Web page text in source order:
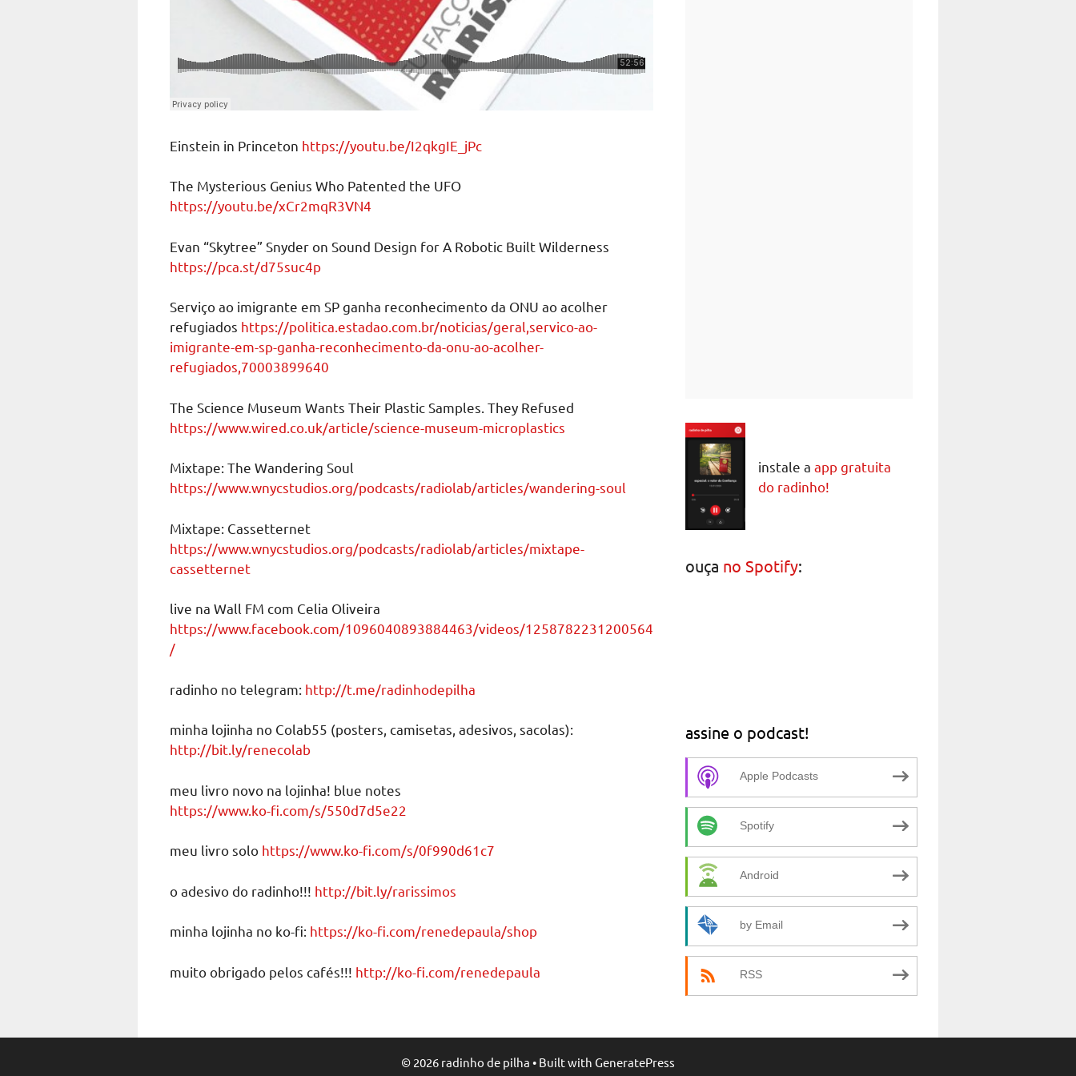
Einstein in Princeton https://youtu.be/I2qkgIE_jPc
The Mysterious Genius Who Patented the UFO
https://youtu.be/xCr2mqR3VN4
Evan “Skytree” Snyder on Sound Design for A Robotic Built Wilderness
https://pca.st/d75suc4p
Serviço ao imigrante em SP ganha reconhecimento da ONU ao acolher
refugiados https://politica.estadao.com.br/noticias/geral,servico-ao-
imigrante-em-sp-ganha-reconhecimento-da-onu-ao-acolher-
refugiados,70003899640
The Science Museum Wants Their Plastic Samples. They Refused
https://www.wired.co.uk/article/science-museum-microplastics
Mixtape: The Wandering Soul
https://www.wnycstudios.org/podcasts/radiolab/articles/wandering-soul
Mixtape: Cassetternet
https://www.wnycstudios.org/podcasts/radiolab/articles/mixtape-
cassetternet
live na Wall FM com Celia Oliveira
https://www.facebook.com/1096040893884463/videos/1258782231200564
/
radinho no telegram: http://t.me/radinhodepilha
minha lojinha no Colab55 (posters, camisetas, adesivos, sacolas):
http://bit.ly/renecolab
meu livro novo na lojinha! blue notes
https://www.ko-fi.com/s/550d7d5e22
meu livro solo https://www.ko-fi.com/s/0f990d61c7
o adesivo do radinho!!! http://bit.ly/rarissimos
minha lojinha no ko-fi: https://ko-fi.com/renedepaula/shop
muito obrigado pelos cafés!!! http://ko-fi.com/renedepaula
instale a app gratuita
do radinho!
ouça no Spotify:
assine o podcast!
Apple Podcasts
Spotify
Android
by Email
RSS
© 2026 radinho de pilha • Built with GeneratePress